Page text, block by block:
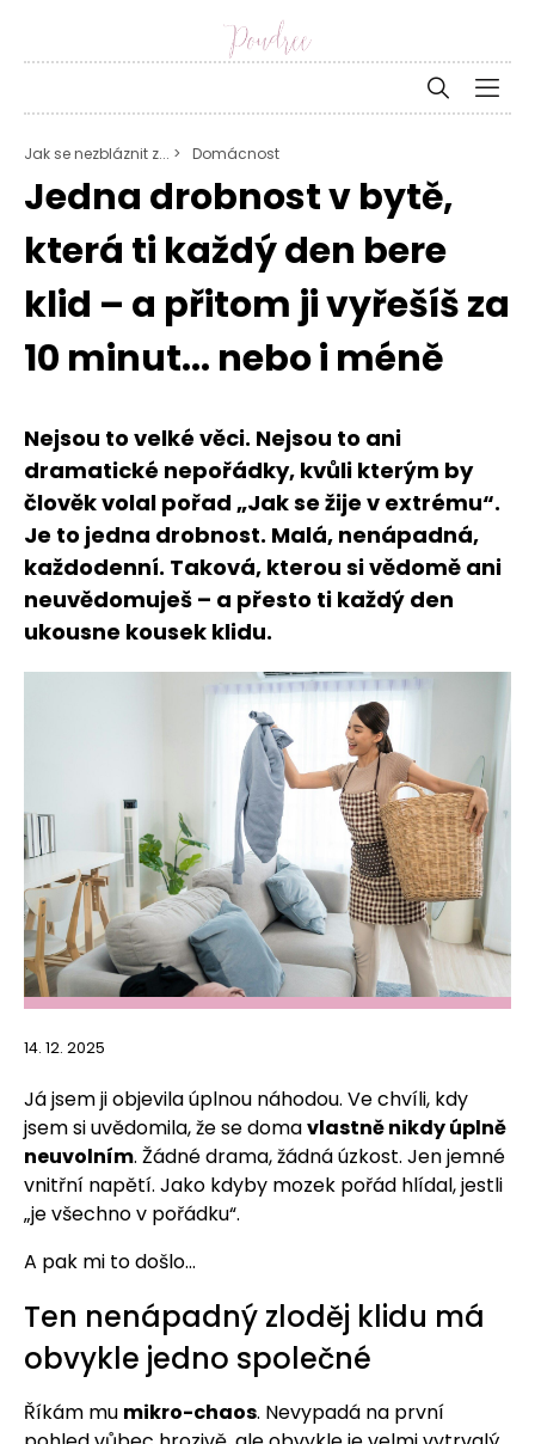
Jak se nezbláznit z... > Domácnost
Jedna drobnost v bytě,
která ti každý den bere
klid – a přitom ji vyřešíš za
10 minut... nebo i méně
Nejsou to velké věci. Nejsou to ani
dramatické nepořádky, kvůli kterým by
člověk volal pořad „Jak se žije v extrému“.
Je to jedna drobnost. Malá, nenápadná,
každodenní. Taková, kterou si vědomě ani
neuvědomuješ – a přesto ti každý den
ukousne kousek klidu.
14. 12. 2025
Já jsem ji objevila úplnou náhodou. Ve chvíli, kdy
jsem si uvědomila, že se domavlastně nikdy úplně
neuvolním. Žádné drama, žádná úzkost. Jen jemné
vnitřní napětí. Jako kdyby mozek pořád hlídal, jestli
„je všechno v pořádku“.
A pak mi to došlo...
Ten nenápadný zloděj klidu má
obvykle jedno společné
Říkám mu mikro-chaos. Nevypadá na první